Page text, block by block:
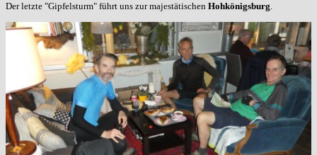
Der letzte "Gipfelsturm" führt uns zur majestätischen Hohkönigsburg.